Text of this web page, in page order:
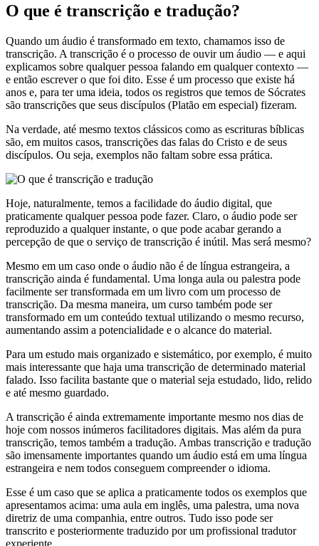
O que é transcrição e tradução?
Quando um áudio é transformado em texto, chamamos isso de
transcrição. A transcrição é o processo de ouvir um áudio — e aqui
explicamos sobre qualquer pessoa falando em qualquer contexto —
e então escrever o que foi dito. Esse é um processo que existe há
anos e, para ter uma ideia, todos os registros que temos de Sócrates
são transcrições que seus discípulos (Platão em especial) fizeram.
Na verdade, até mesmo textos clássicos como as escrituras bíblicas
são, em muitos casos, transcrições das falas do Cristo e de seus
discípulos. Ou seja, exemplos não faltam sobre essa prática.
Hoje, naturalmente, temos a facilidade do áudio digital, que
praticamente qualquer pessoa pode fazer. Claro, o áudio pode ser
reproduzido a qualquer instante, o que pode acabar gerando a
percepção de que o serviço de transcrição é inútil. Mas será mesmo?
Mesmo em um caso onde o áudio não é de língua estrangeira, a
transcrição ainda é fundamental. Uma longa aula ou palestra pode
facilmente ser transformada em um livro com um processo de
transcrição. Da mesma maneira, um curso também pode ser
transformado em um conteúdo textual utilizando o mesmo recurso,
aumentando assim a potencialidade e o alcance do material.
Para um estudo mais organizado e sistemático, por exemplo, é muito
mais interessante que haja uma transcrição de determinado material
falado. Isso facilita bastante que o material seja estudado, lido, relido
e até mesmo guardado.
A transcrição é ainda extremamente importante mesmo nos dias de
hoje com nossos inúmeros facilitadores digitais. Mas além da pura
transcrição, temos também a tradução. Ambas transcrição e tradução
são imensamente importantes quando um áudio está em uma língua
estrangeira e nem todos conseguem compreender o idioma.
Esse é um caso que se aplica a praticamente todos os exemplos que
apresentamos acima: uma aula em inglês, uma palestra, uma nova
diretriz de uma companhia, entre outros. Tudo isso pode ser
transcrito e posteriormente traduzido por um profissional tradutor
experiente.